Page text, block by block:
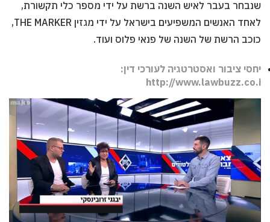
שנבחר בעבר לאיש השנה ברשת על ידי מספר כלי תקשורת,
לאחד האנשים המשפיעים בישראל על ידי מגזין THE MARKER,
כוכב הרשת של השנה של פנאי פלוס ועוד.
יחסי ציבור ואסטרטגיה לעורכי דין:
http://www.lawbuzz.co.i